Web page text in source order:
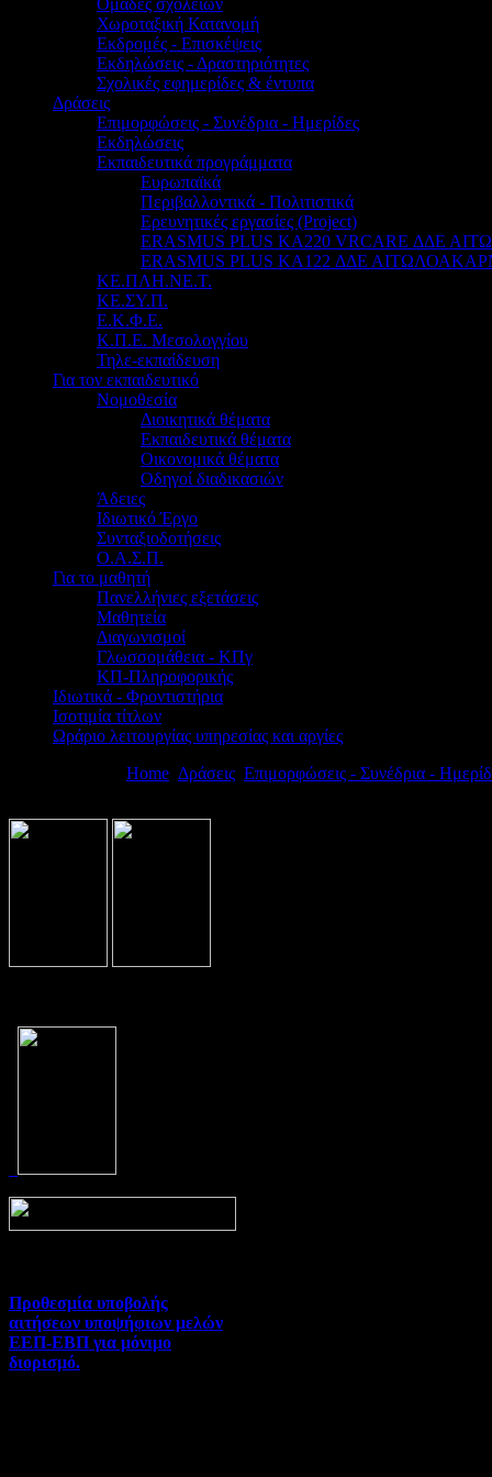
Χωροταξική Κατανομή
Εκδρομές - Επισκέψεις
Εκδηλώσεις - Δραστηριότητες
Σχολικές εφημερίδες & έντυπα
Δράσεις
Επιμορφώσεις - Συνέδρια - Ημερίδες
Εκδηλώσεις
Εκπαιδευτικά προγράμματα
Ευρωπαϊκά
Περιβαλλοντικά - Πολιτιστικά
Ερευνητικές εργασίες (Project)
ERASMUS PLUS KA220 VRCARE ΔΔΕ
ERASMUS PLUS KA122 ΔΔΕ
ΚΕ.ΠΛΗ.ΝΕ.Τ.
ΚΕ.ΣΥ.Π.
Ε.Κ.Φ.Ε.
Κ.Π.Ε. Μεσολογγίου
Τηλε-εκπαίδευση
Για τον εκπαιδευτικό
Νομοθεσία
Διοικητικά θέματα
Εκπαιδευτικά θέματα
Οικονομικά θέματα
Οδηγοί διαδικασιών
Άδειες
Ιδιωτικό Έργο
Συνταξιοδοτήσεις
Ο.Α.Σ.Π.
Για το μαθητή
Πανελλήνιες εξετάσεις
Μαθητεία
Διαγωνισμοί
Γλωσσομάθεια - ΚΠγ
ΚΠ-Πληροφορικής
Ιδιωτικά - Φροντιστήρια
Ισοτιμία τίτλων
Ωράριο λειτουργίας υπηρεσίας και αργίες
Home Δράσεις Επιμορφώσεις - Συνέδρια -
Προθεσμία υποβολής
αιτήσεων υποψήφιων μελών
ΕΕΠ-ΕΒΠ για μόνιμο
διορισμό.